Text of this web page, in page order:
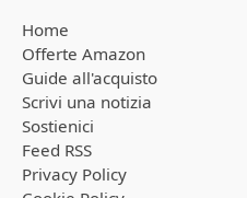
Home
Offerte Amazon
Guide all'acquisto
Scrivi una notizia
Sostienici
Feed RSS
Privacy Policy